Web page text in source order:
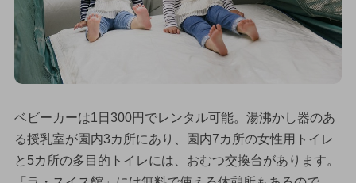
ベビーカーは1日300円でレンタル可能。湯沸かし器のあ
る授乳室が園内3カ所にあり、園内7カ所の女性用トイレ
と5カ所の多目的トイレには、おむつ交換台があります。